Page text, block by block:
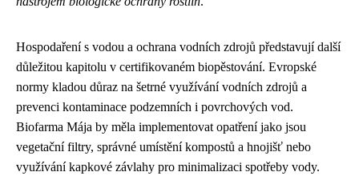
Hospodaření s vodou a ochrana vodních zdrojů představují další
důležitou kapitolu v certifikovaném biopěstování. Evropské
normy kladou důraz na šetrné využívání vodních zdrojů a
prevenci kontaminace podzemních i povrchových vod.
Biofarma Mája by měla implementovat opatření jako jsou
vegetační filtry, správné umístění kompostů a hnojišť nebo
využívání kapkové závlahy pro minimalizaci spotřeby vody.